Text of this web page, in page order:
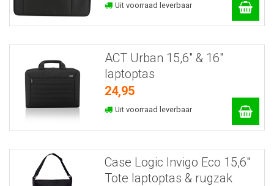
Uit voorraad leverbaar
ACT Urban 15,6" & 16"
laptoptas
24,95
Uit voorraad leverbaar
Case Logic Invigo Eco 15,6"
Tote laptoptas & rugzak